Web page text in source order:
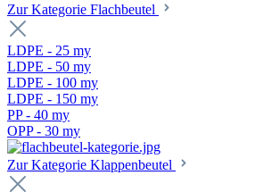
Zur Kategorie Flachbeutel
LDPE - 25 my
LDPE - 50 my
LDPE - 100 my
LDPE - 150 my
PP - 40 my
OPP - 30 my
Zur Kategorie Klappenbeutel